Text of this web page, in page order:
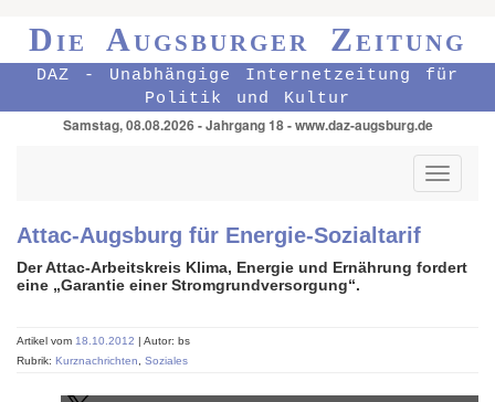
Die Augsburger Zeitung
DAZ - Unabhängige Internetzeitung für
Politik und Kultur
Samstag, 08.08.2026 - Jahrgang 18 - www.daz-augsburg.de
Toggle
Attac-Augsburg für Energie-Sozialtarif
Der Attac-Arbeitskreis Klima, Energie und Ernährung fordert
eine „Garantie einer Stromgrundversorgung“.
Artikel vom 18.10.2012 | Autor: bs
Rubrik: Kurznachrichten Soziales